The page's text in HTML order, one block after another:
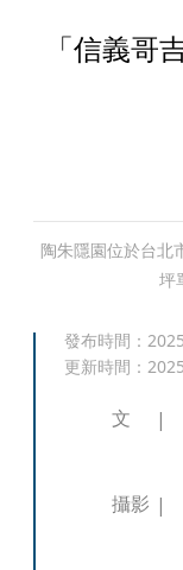
「信義
陶朱隱園位於台北
坪
發布時間：
更新時間：
文
攝影